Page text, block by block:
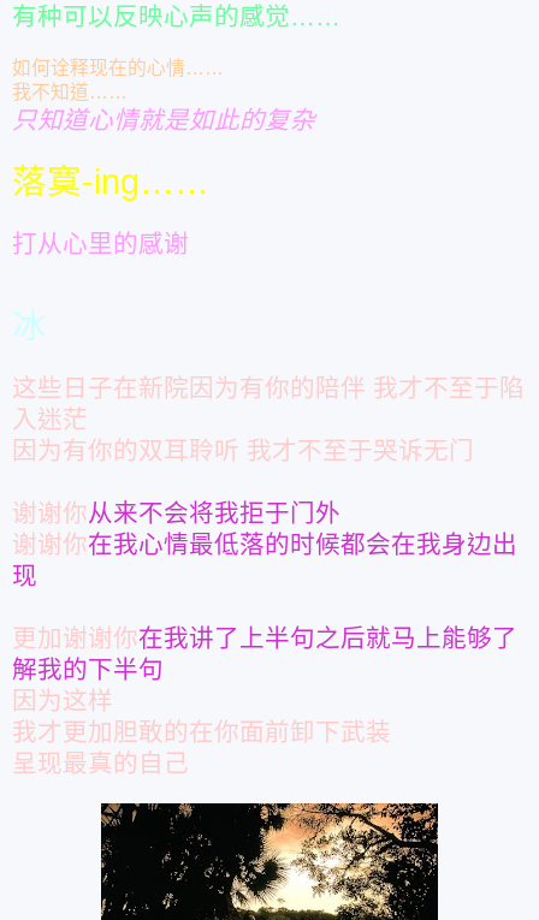
有种可以反映心声的感觉……
如何诠释现在的心情……
我不知道……
只知道心情就是如此的复杂
落寞-ing……
打从心里的感谢
冰
这些日子在新院因为有你的陪伴 我才不至于陷
入迷茫
因为有你的双耳聆听 我才不至于哭诉无门
谢谢你从来不会将我拒于门外
谢谢你在我心情最低落的时候都会在我身边出
现
更加谢谢你在我讲了上半句之后就马上能够了
解我的下半句
因为这样
我才更加胆敢的在你面前卸下武装
呈现最真的自己